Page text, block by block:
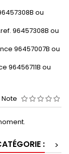
ou
96457308B ou
96457007B ou
96456711B ou
Note
:
>